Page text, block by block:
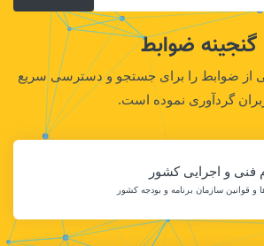
گنجینه ضوابط
از ضوابط را برای جستجو و دسترسی سریع
گردآوری نموده است.
فنی و اجرایی کشور
و قوانین سازمان برنامه و بودجه کشور